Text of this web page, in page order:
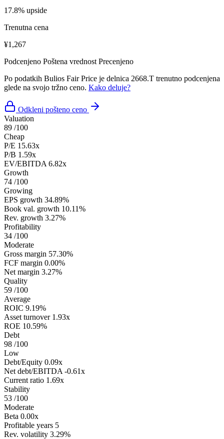
17.8% upside
Trenutna cena
¥1,267
Podcenjeno Poštena vrednost Precenjeno
Po podatkih Bulios Fair Price je delnica 2668.T trenutno podcenjena
glede na svojo tržno ceno. Kako deluje?
Odkleni pošteno ceno
Valuation
89 /100
Cheap
P/E 15.63x
P/B 1.59x
EV/EBITDA 6.82x
Growth
74 /100
Growing
EPS growth 34.89%
Book val. growth 10.11%
Rev. growth 3.27%
Profitability
34 /100
Moderate
Gross margin 57.30%
FCF margin 0.00%
Net margin 3.27%
Quality
59 /100
Average
ROIC 9.19%
Asset turnover 1.93x
ROE 10.59%
Debt
98 /100
Low
Debt/Equity 0.09x
Net debt/EBITDA -0.61x
Current ratio 1.69x
Stability
53 /100
Moderate
Beta 0.00x
Profitable years 5
Rev. volatility 3.29%